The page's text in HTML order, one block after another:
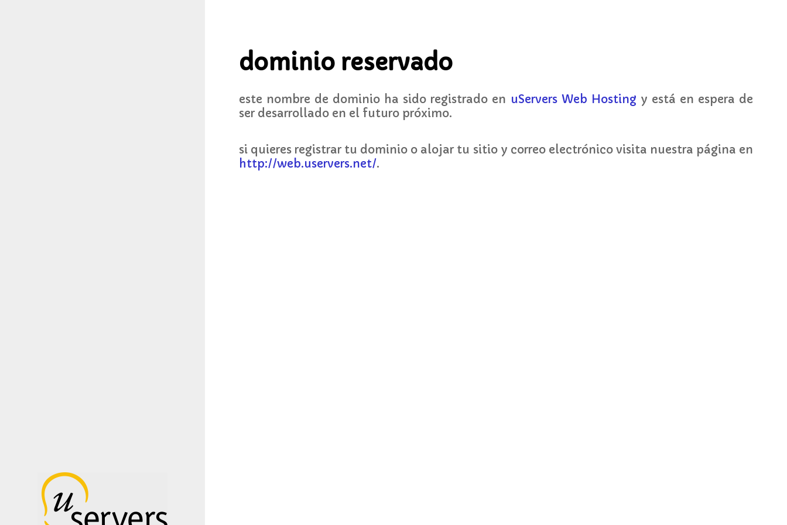
dominio reservado
este nombre de dominio ha sido registrado en uServers Web Hosting y está en espera de
ser desarrollado en el futuro próximo.
si quieres registrar tu dominio o alojar tu sitio y correo electrónico visita nuestra página en
http://web.uservers.net/.